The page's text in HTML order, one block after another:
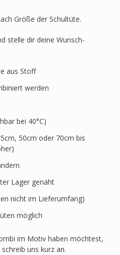
Größe der Schultüte.
stelle dir deine Wunsch-
aus Stoff
werden
bei 40°C)
50cm oder 70cm bis
Lager genäht
nicht im Lieferumfang)
möglich
im Motiv haben möchtest,
uns kurz an.